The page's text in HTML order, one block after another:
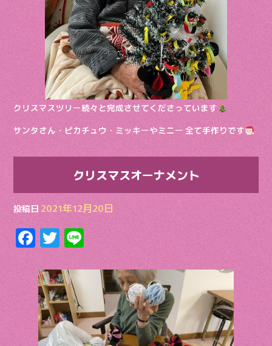
クリスマスツリー続々と完成させてくださっています
サンタさん・ピカチュウ・ミッキーやミニー 全て手作りです
クリスマスオーナメント
投稿日 2021年12月20日
F
ac
e
b
o
o
T
w
itt
er
Li
n
e